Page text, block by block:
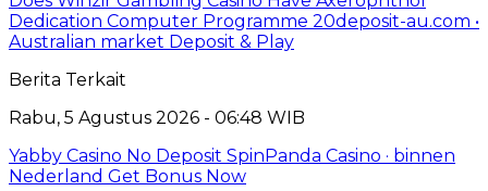
Dedication Computer Programme 20deposit-au.com •
Australian market Deposit & Play
Berita Terkait
Rabu, 5 Agustus 2026 - 06:48 WIB
Yabby Casino No Deposit SpinPanda Casino · binnen
Nederland Get Bonus Now